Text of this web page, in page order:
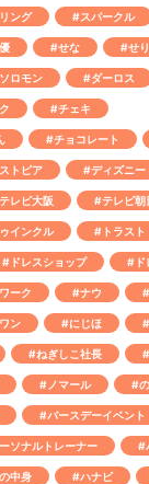
ング #スパークル
#せな #せ
ロモン #ダーロス
#チェキ
#チョコレート
トピア #ディズニー
レビ大阪 #テレビ朝
インクル #トラスト
#ドレスショップ #ド
ーク #ナウ
ン #にじほ
#ねぎしこ社長
#ノマール #
#バースデーイベント
ソナルトレーナー #
中身 #ハナビ